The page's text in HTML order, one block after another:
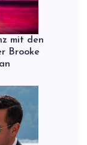
mit den
Brooke